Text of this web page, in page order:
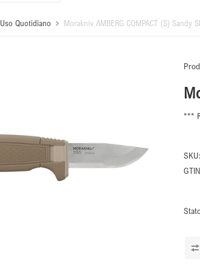
Uso Quotidiano Morakniv AMBERG COMPACT (S) Sandy
***
SKU: